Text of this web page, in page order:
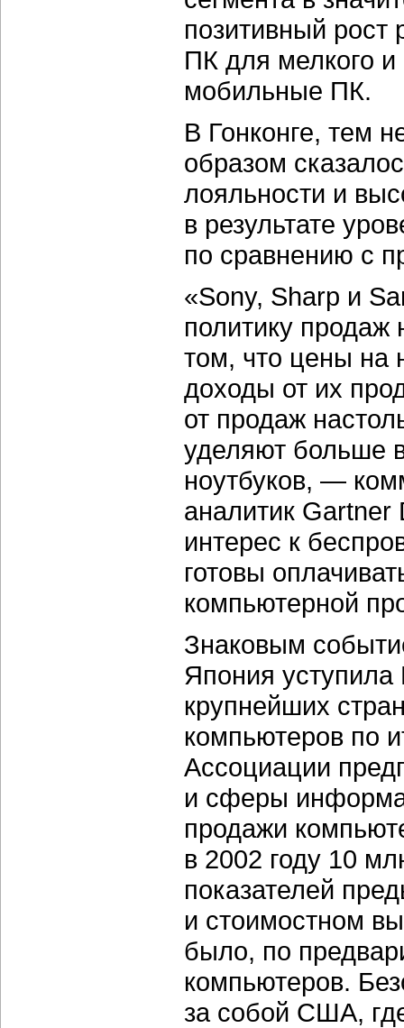
позитивный рост
ПК для мелкого и
мобильные ПК.
В Гонконге, тем
образом
лояльности и
в результате
по сравнению с
«Sony, Sharp и
политику продаж
том, что цены на
доходы от их
от продаж
уделяют больше
ноутбуков, —
аналитик Gartner
интерес к
готовы
компьютерной
Знаковым
Япония уступила
крупнейших
компьютеров по
Ассоциации
и сферы
продажи
в 2002 году 10
показателей
и стоимостном
было, по
компьютеров.
за собой США,